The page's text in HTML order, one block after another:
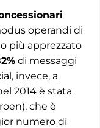
operandi di
più apprezzato
di messaggi
invece, a
2014 è stata
che è
numero di